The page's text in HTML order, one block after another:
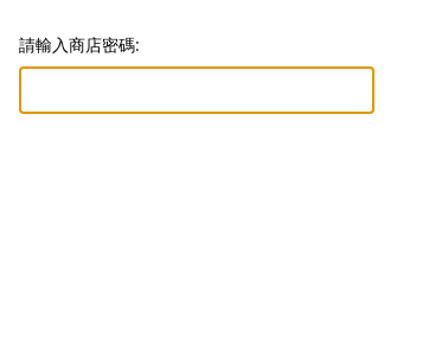
請輸入商店密碼: